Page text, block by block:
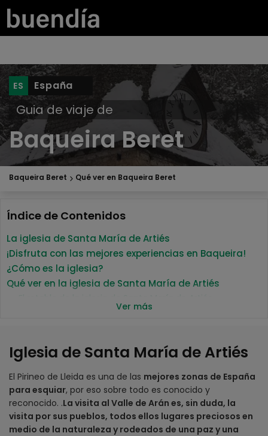
España
Guia de viaje de
Baqueira Beret
Baqueira Beret Qué ver en Baqueira Beret
Índice de Contenidos
La iglesia de Santa María de Artiés
¡Disfruta con las mejores experiencias en Baqueira!
¿Cómo es la iglesia?
Qué ver en la iglesia de Santa María de Artiés
Horario
Cómo llegar a la iglesia de Santa María de Artiés
Bus
Coche
Ver más
Iglesia de Santa María de Artiés
El Pirineo de Lleida es una de las mejores zonas de España
para esquiar, por eso sobre todo es conocido y
reconocido. .La visita al Valle de Arán es, sin duda, la
visita por sus pueblos, todos ellos lugares preciosos en
medio de la naturaleza y rodeados de una paz y una